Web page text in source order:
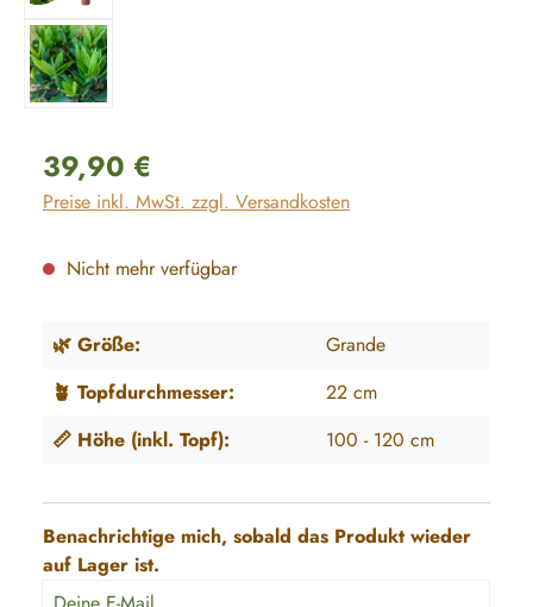
Regulärer Preis:
39,90 €
Preise inkl. MwSt. zzgl. Versandkosten
Nicht mehr verfügbar
🌿 Größe:
Grande
🪴 Topfdurchmesser:
22 cm
📏 Höhe (inkl. Topf):
100 - 120 cm
Benachrichtige mich, sobald das Produkt wieder
auf Lager ist.
Deine E-Mail